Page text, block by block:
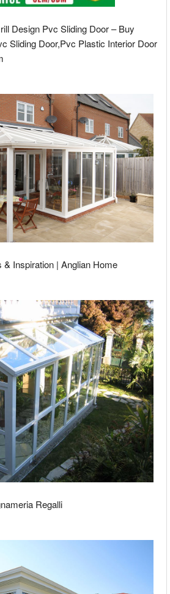
Design Pvc Sliding Door – Buy
Sliding Door,Pvc Plastic Interior Door
& Inspiration | Anglian Home
Regalli